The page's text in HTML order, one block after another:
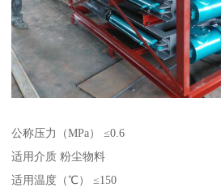
公称压力（MPa） ≤0.6
适用介质 粉尘物料
适用温度（℃） ≤150